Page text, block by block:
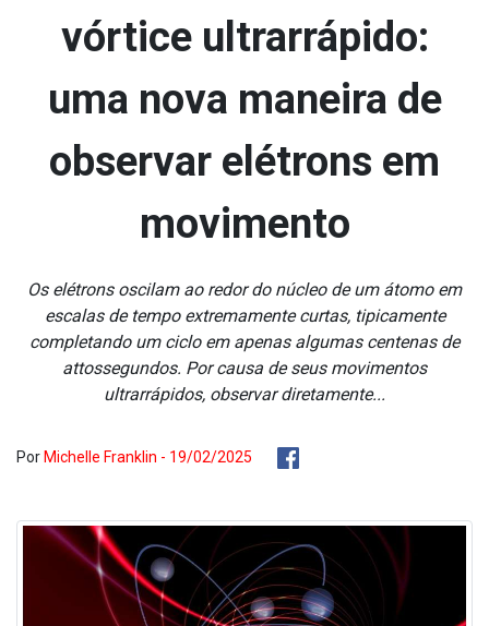
vórtice ultrarrápido:
uma nova maneira de
observar elétrons em
movimento
Os elétrons oscilam ao redor do núcleo de um átomo em
escalas de tempo extremamente curtas, tipicamente
completando um ciclo em apenas algumas centenas de
attossegundos. Por causa de seus movimentos
ultrarrápidos, observar diretamente...
Por Michelle Franklin - 19/02/2025